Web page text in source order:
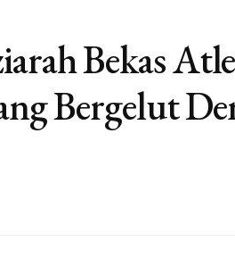
Bekas
Bergelut